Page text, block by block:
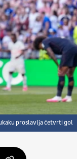
proslavlja četvrti gol